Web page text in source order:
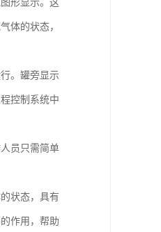
形显示。这
体的状态，
。罐旁显示
控制系统中
员只需简单
状态，具有
作用，帮助